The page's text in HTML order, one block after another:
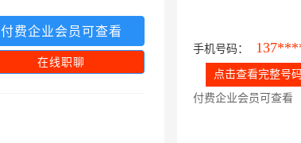
付费企业会员可查看
在线职聊
手机号码：
点击查看完整号
付费企业会员可查看